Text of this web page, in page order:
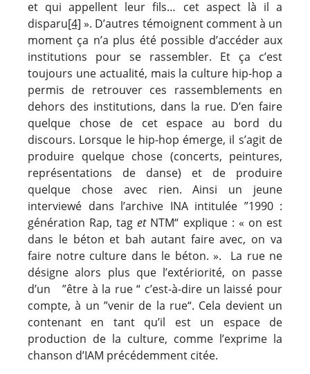
et qui appellent leur fils… cet aspect là il a
disparu[4] ». D’autres témoignent comment à un
moment ça n’a plus été possible d’accéder aux
institutions pour se rassembler. Et ça c’est
toujours une actualité, mais la culture hip-hop a
permis de retrouver ces rassemblements en
dehors des institutions, dans la rue. D’en faire
quelque chose de cet espace au bord du
discours. Lorsque le hip-hop émerge, il s’agit de
produire quelque chose (concerts, peintures,
représentations de danse) et de produire
quelque chose avec rien. Ainsi un jeune
interviewé dans l’archive INA intitulée ”1990 :
génération Rap, tag et NTM“ explique : « on est
dans le béton et bah autant faire avec, on va
faire notre culture dans le béton. ». La rue ne
désigne alors plus que l’extériorité, on passe
d’un ”être à la rue “ c’est-à-dire un laissé pour
compte, à un ”venir de la rue“. Cela devient un
contenant en tant qu’il est un espace de
production de la culture, comme l’exprime la
chanson d’IAM précédemment citée.